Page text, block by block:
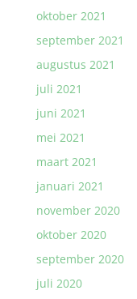
oktober 2021
september 2021
augustus 2021
juli 2021
juni 2021
mei 2021
maart 2021
januari 2021
november 2020
oktober 2020
september 2020
juli 2020